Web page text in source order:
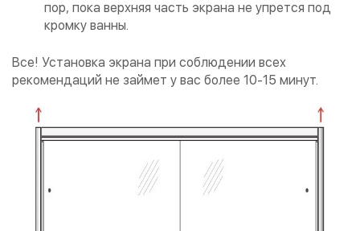
пор, пока верхняя часть экрана не упрется под
кромку ванны.
Все! Установка экрана при соблюдении всех
рекомендаций не займет у вас более 10-15 минут.